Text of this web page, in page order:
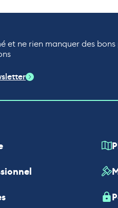
et ne rien manquer des